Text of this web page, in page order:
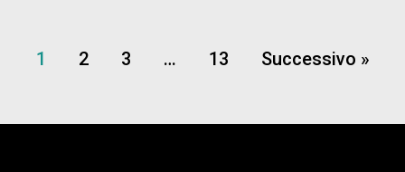
1 2 3 … 13 Successivo »